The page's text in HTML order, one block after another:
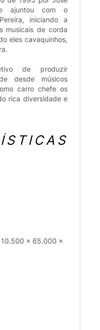
ajuntou com o
iniciando a
musicais de corda
eles cavaquinhos,
de produzir
desde músicos
carro chefe os
rica diversidade e
10.500 x 65.000 x